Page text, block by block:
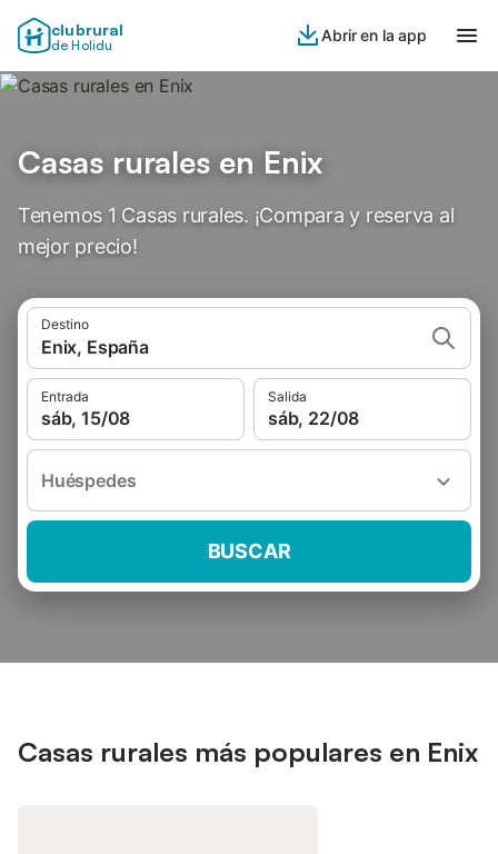
clubrural
de Holidu
Abrir en la app
Casas rurales en Enix
Tenemos 1 Casas rurales. ¡Compara y reserva al
mejor precio!
Destino
Enix, España
Entrada
sáb, 15/08
Salida
sáb, 22/08
Huéspedes
BUSCAR
Casas rurales más populares en Enix